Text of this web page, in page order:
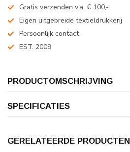
Gratis verzenden v.a. € 100,-
Eigen uitgebreide textieldrukkerij
Persoonlijk contact
EST. 2009
PRODUCTOMSCHRIJVING
SPECIFICATIES
GERELATEERDE PRODUCTEN